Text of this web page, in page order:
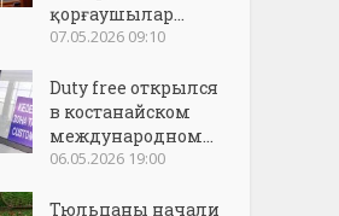
қорғаушылар...
07.05.2026 09:10
Duty free открылся
в костанайском
международном...
06.05.2026 19:00
Тюльпаны начали